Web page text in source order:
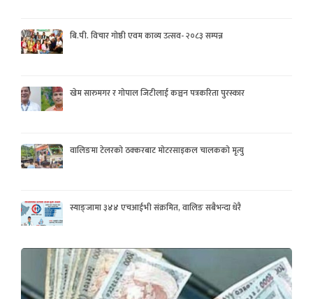
बि.पी. विचार गोष्ठी एवम काव्य उत्सव- २०८३ सम्पन्न
खेम सारुमगर र गोपाल जिटीलाई कञ्चन पत्रकरिता पुरस्कार
वालिङमा टेलरको ठक्करबाट मोटरसाइकल चालकको मृत्यु
स्याङ्जामा ३४४ एचआईभी संक्रमित, वालिङ सबैभन्दा धेरै